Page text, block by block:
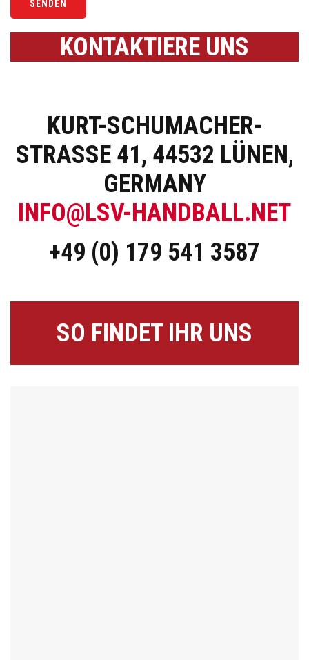
KONTAKTIERE UNS
KURT-SCHUMACHER-
STRASSE 41, 44532 LÜNEN, G
ERMANY
INFO@LSV-HANDBALL.NET
+49 (0) 179 541 3587
SO FINDET IHR UNS